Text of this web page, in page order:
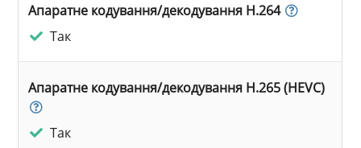
Апаратне кодування/декодування H.264
Так
Апаратне кодування/декодування H.265 (HEVC)
Так